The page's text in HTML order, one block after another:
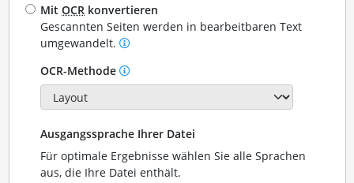
MitOCR konvertieren
Gescannten Seiten werden in bearbeitbaren Text
umgewandelt.
OCR-Methode
Ausgangssprache Ihrer Datei
Für optimale Ergebnisse wählen Sie alle Sprachen
aus, die Ihre Datei enthält.